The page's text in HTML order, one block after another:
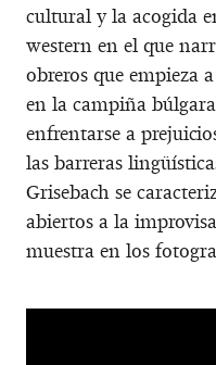
cultural y la acogida
western en el que
obreros que empieza
en la campiña
enfrentarse a
las barreras
Grisebach se
abiertos a la
muestra en los